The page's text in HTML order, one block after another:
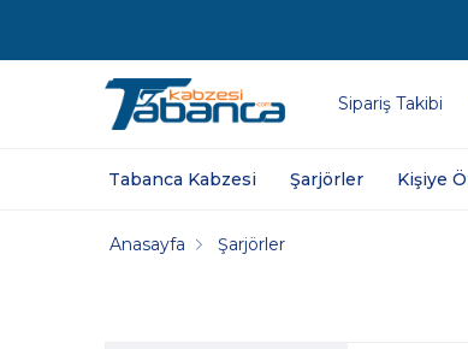
Sipariş Takibi
Tabanca Kabzesi Şarjörler Kişiye
Anasayfa Şarjörler